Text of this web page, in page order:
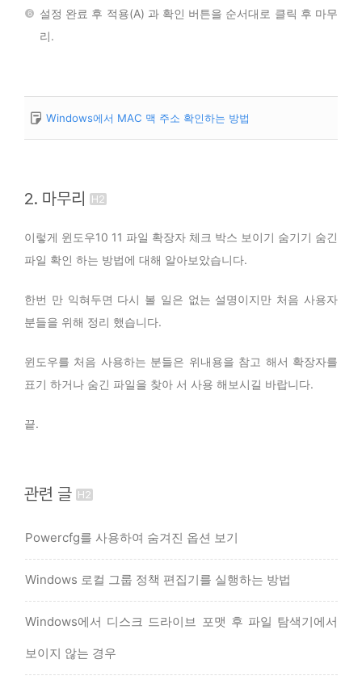
설정 완료 후 적용(A) 과 확인 버튼을 순서대로 클릭 후 마무
리.
Windows에서 MAC 맥 주소 확인하는 방법
2. 마무리
이렇게 윈도우10 11 파일 확장자 체크 박스 보이기 숨기기 숨긴
파일 확인 하는 방법에 대해 알아보았습니다.
한번 만 익혀두면 다시 볼 일은 없는 설명이지만 처음 사용자
분들을 위해 정리 했습니다.
윈도우를 처음 사용하는 분들은 위내용을 참고 해서 확장자를
표기 하거나 숨긴 파일을 찾아 서 사용 해보시길 바랍니다.
끝.
관련 글
Powercfg를 사용하여 숨겨진 옵션 보기
Windows 로컬 그룹 정책 편집기를 실행하는 방법
Windows에서 디스크 드라이브 포맷 후 파일 탐색기에서
보이지 않는 경우